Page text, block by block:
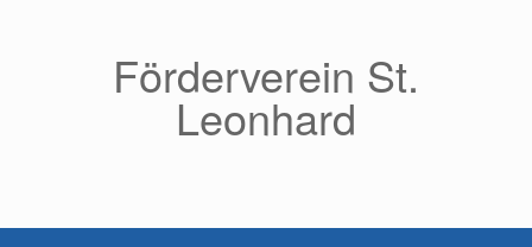
Förderverein St.
Leonhard